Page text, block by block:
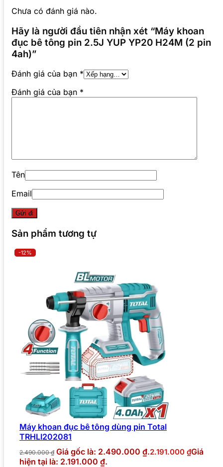
Chưa có đánh giá nào.
Hãy là người đầu tiên nhận xét “Máy khoan
đục bê tông pin 2.5J YUP YP20 H24M (2 pin
4ah)”
Đánh giá của bạn *
Đánh giá của bạn *
Tên
Email
Sản phẩm tương tự
-12%
Máy khoan đục bê tông dùng pin Total
TRHLI202081
2.490.000₫ Giá gốc là: 2.490.000 ₫.2.191.000 ₫Giá
hiện tại là: 2.191.000 ₫.